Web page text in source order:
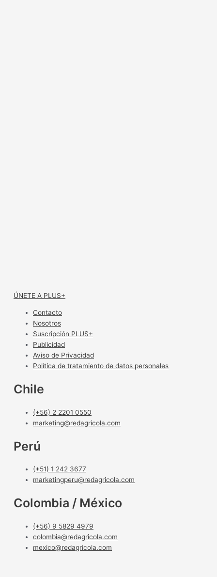
ÚNETE A PLUS+
Contacto
Nosotros
Suscripción PLUS+
Publicidad
Aviso de Privacidad
Política de tratamiento de datos personales
Chile
(+56) 2 2201 0550
marketing@redagricola.com
Perú
(+51) 1 242 3677
marketingperu@redagricola.com
Colombia / México
(+56) 9 5829 4979
colombia@redagricola.com
mexico@redagricola.com